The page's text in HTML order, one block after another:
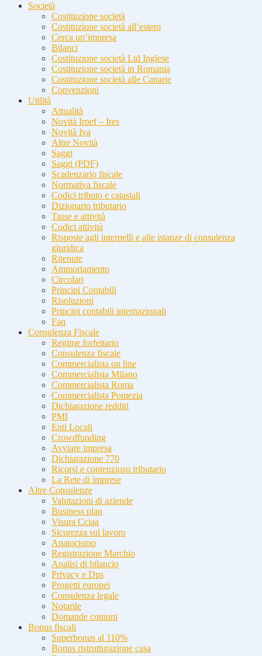
Società
Costituzione società
Costituzione società all’estero
Cerca un’impresa
Bilanci
Costituzione società Ltd Inglese
Costituzione società in Romania
Costituzione società alle Canarie
Convenzioni
Utilità
Attualità
Novità Irpef – Ires
Novità Iva
Altre Novità
Saggi
Saggi (PDF)
Scadenzario fiscale
Normativa fiscale
Codici tributo e catastali
Dizionario tributario
Tasse e attività
Codici attività
Risposte agli interpelli e alle istanze di consulenza
giuridica
Ritenute
Ammortamento
Circolari
Principi Contabili
Risoluzioni
Principi contabili internazionali
Faq
Consulenza Fiscale
Regime forfettario
Consulenza fiscale
Commercialista on line
Commercialista Milano
Commercialista Roma
Commercialista Pomezia
Dichiarazione redditi
PMI
Enti Locali
Crowdfunding
Avviare impresa
Dichiarazione 770
Ricorsi e contenzioso tributario
La Rete di imprese
Altre Consulenze
Valutazioni di aziende
Business plan
Visura Cciaa
Sicurezza sul lavoro
Anatocismo
Registrazione Marchio
Analisi di bilancio
Privacy e Dps
Progetti europei
Consulenza legale
Notarile
Domande comuni
Bonus fiscali
Superbonus al 110%
Bonus ristrutturazione casa